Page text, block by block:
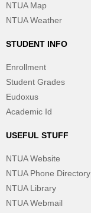
NTUA Map
NTUA Weather
STUDENT INFO
Enrollment
Student Grades
Eudoxus
Academic Id
USEFUL STUFF
NTUA Website
NTUA Phone Directory
NTUA Library
NTUA Webmail